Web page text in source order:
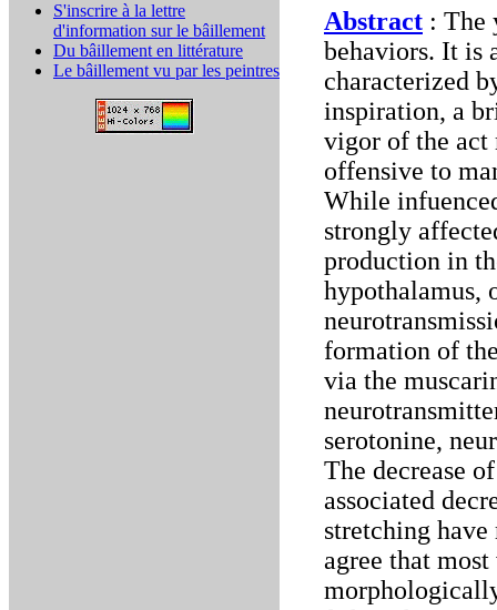
S'inscrire à la lettre
d'information sur le bâillement
Du bâillement en littérature
Le bâillement vu par les peintres
Abstract : The
behaviors. It is
characterized
inspiration, a
vigor of the act
offensive to
While
strongly
production in
hypothalamus,
formation of
via the
serotonine,
The decrease
associated
stretching
agree that